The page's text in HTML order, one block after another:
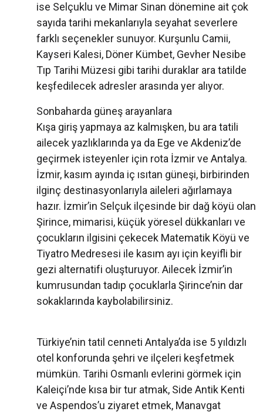
ise Selçuklu ve Mimar Sinan dönemine ait çok
sayıda tarihi mekanlarıyla seyahat severlere
farklı seçenekler sunuyor. Kurşunlu Camii,
Kayseri Kalesi, Döner Kümbet, Gevher Nesibe
Tıp Tarihi Müzesi gibi tarihi duraklar ara tatilde
keşfedilecek adresler arasında yer alıyor.
Sonbaharda güneş arayanlara
Kışa giriş yapmaya az kalmışken, bu ara tatili
ailecek yazlıklarında ya da Ege ve Akdeniz’de
geçirmek isteyenler için rota İzmir ve Antalya.
İzmir, kasım ayında iç ısıtan güneşi, birbirinden
ilginç destinasyonlarıyla aileleri ağırlamaya
hazır. İzmir’in Selçuk ilçesinde bir dağ köyü olan
Şirince, mimarisi, küçük yöresel dükkanları ve
çocukların ilgisini çekecek Matematik Köyü ve
Tiyatro Medresesi ile kasım ayı için keyifli bir
gezi alternatifi oluşturuyor. Ailecek İzmir’in
kumrusundan tadıp çocuklarla Şirince’nin dar
sokaklarında kaybolabilirsiniz.
Türkiye’nin tatil cenneti Antalya’da ise 5 yıldızlı
otel konforunda şehri ve ilçeleri keşfetmek
mümkün. Tarihi Osmanlı evlerini görmek için
Kaleiçi’nde kısa bir tur atmak, Side Antik Kenti
ve Aspendos’u ziyaret etmek, Manavgat